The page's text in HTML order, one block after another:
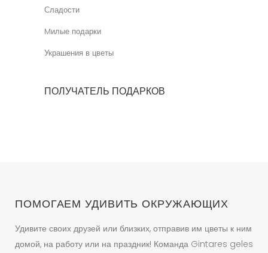
Сладости
Mилые подарки
Украшения в цветы
ПОЛУЧАТЕЛЬ ПОДАРКОВ
ПОМОГАЕМ УДИВИТЬ ОКРУЖАЮЩИХ
Удивите своих друзей или близких, отправив им цветы к ним
домой, на работу или на праздник! Команда Gintares geles